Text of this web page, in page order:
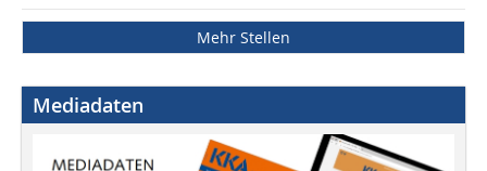
Mehr Stellen
Mediadaten